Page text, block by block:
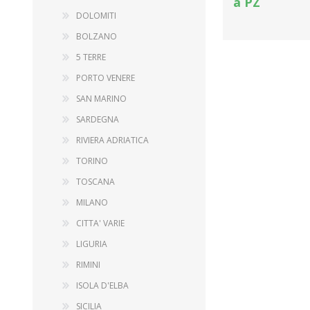
DOLOMITI
BOLZANO
5 TERRE
PORTO VENERE
SAN MARINO
SARDEGNA
RIVIERA ADRIATICA
TORINO
TOSCANA
MILANO
CITTA' VARIE
LIGURIA
RIMINI
ISOLA D'ELBA
SICILIA